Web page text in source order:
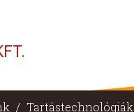
/ Tartástechnológiák